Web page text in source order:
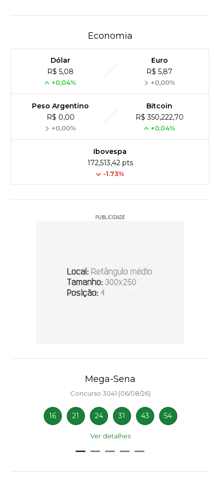
Economia
Dólar
R$ 5,08
+0,04%
Euro
R$ 5,87
+0,00%
Peso Argentino
R$ 0,00
+0,00%
Bitcoin
R$ 350,222,70
+0,04%
Ibovespa
172,513,42 pts
-1.73%
PUBLICIDADE
Mega-Sena
Concurso 3041 (06/08/26)
16 21 24 31 43 54
Ver detalhes